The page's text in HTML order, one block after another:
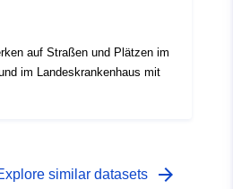
auf Straßen und Plätzen im
im Landeskrankenhaus mit
similar datasets arrow_forward